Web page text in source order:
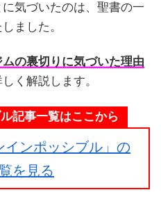
気づいたのは、聖書の一
ました。
の裏切りに気づいた理由
く解説します。
記事一覧はここから
インポッシブル」の
を見る